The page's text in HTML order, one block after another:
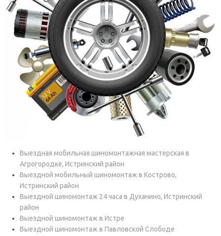
Выездная мобильная шиномонтажная мастерская в
Агрогородке, Истринский район
Выездной мобильный шиномонтаж в Кострово,
Истринский район
Выездной шиномонтаж 24 часа в Духанино, Истринский
район
Выездной шиномонтаж в Истре
Выездной шиномонтаж в Павловской Слободе